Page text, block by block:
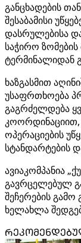
განცხადების
შესაბამისი
დასრულებისა
საჭირო
ტერმინალიდან
ხაზგასმით
უსაფრთხოება
გაგრძელდება
ოპერაციების
სტანდარტების
ავიაკომპანია
გავრცელებულ
შეჩერების
ხელახლა